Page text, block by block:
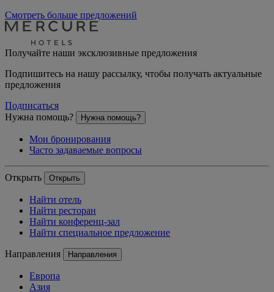
Смотреть больше предложений
Получайте наши эксклюзивные предложения
Подпишитесь на нашу рассылку, чтобы получать актуальные
предложения
Подписаться
Нужна помощь?
Нужна помощь?
Мои бронирования
Часто задаваемые вопросы
Открыть Открыть
Найти отель
Найти ресторан
Найти конференц-зал
Найти специальное предложение
Направления Направления
Европа
Азия